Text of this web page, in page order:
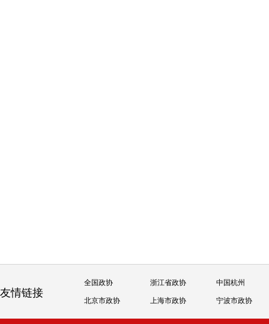
友情链接
全国政协 浙江省政协 中国杭州
北京市政协 上海市政协 宁波市政协